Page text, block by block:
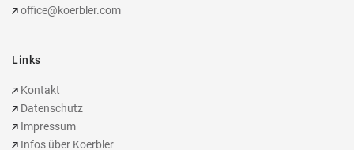
office@koerbler.com
Links
Kontakt
Datenschutz
Impressum
Infos über Koerbler